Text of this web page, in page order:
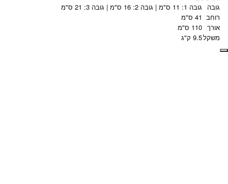
גובה
גובה 1: 11 ס"מ | גובה 2: 16 ס"מ | גובה 3: 21 ס"מ
רוחב 41 ס"מ
אורך 110 ס"מ
משקל9.5 ק"ג